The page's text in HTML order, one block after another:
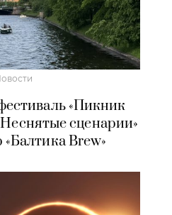
«Пикник
сценарии»
Brew»